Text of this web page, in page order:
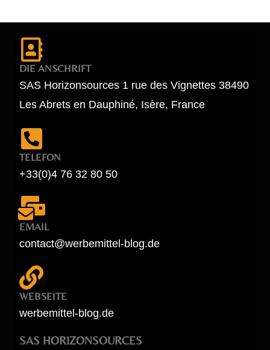
DIE ANSCHRIFT
SAS Horizonsources 1 rue des Vignettes 38490
Les Abrets en Dauphiné, Isère, France
TELEFON
+33(0)4 76 32 80 50
EMAIL
contact@werbemittel-blog.de
WEBSEITE
werbemittel-blog.de
SAS HORIZONSOURCES